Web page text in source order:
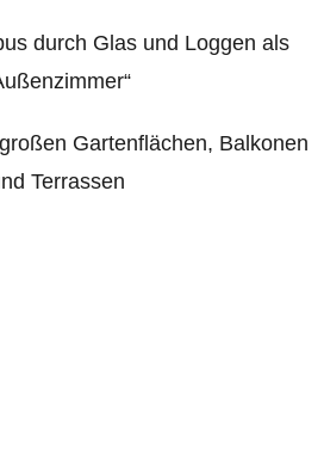
durch Glas und Loggen als
Gartenflächen, Balkonen
Terrassen